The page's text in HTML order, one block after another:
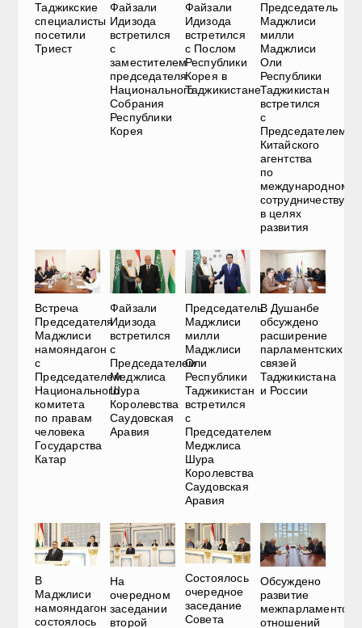
Таджикские
специалисты
посетили
Триест
Файзали
Идизода
встретился
с
заместителем
председателя
Национального
Собрания
Республики
Корея
Файзали
Идизода
встретился
с Послом
Республики
Корея в
Таджикистане
Председатель
Маджлиси
милли
Маджлиси
Оли
Республики
Таджикистан
встретился
с
Председателем
Китайского
агентства
по
международному
сотрудничеству
в целях
развития
Встреча
Председателя
Маджлиси
намояндагон
с
Председателем
Национального
комитета
по правам
человека
Государства
Катар
Файзали
Идизода
встретился
с
Председателем
Меджлиса
Шура
Королевства
Саудовская
Аравия
Председатель
Маджлиси
милли
Маджлиси
Оли
Республики
Таджикистан
встретился
с
Председателем
Меджлиса
Шура
Королевства
Саудовская
Аравия
В Душанбе
обсуждено
расширение
парламентских
связей
Таджикистана
и России
В
Маджлиси
намояндагон
состоялось
На
очередном
заседании
второй
Состоялось
очередное
заседание
Совета
Обсуждено
развитие
отношений